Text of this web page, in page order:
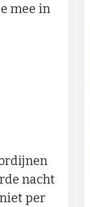
mee in
nacht
per